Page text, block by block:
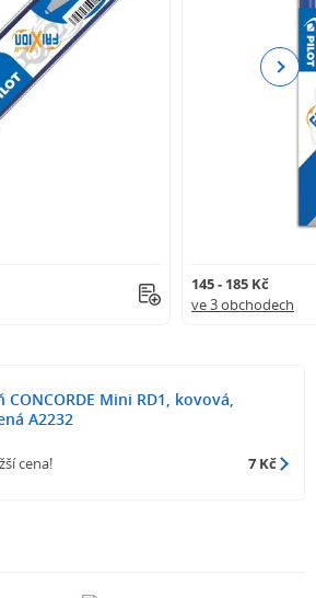
145 - 185 Kč
ve 3 obchodech
Next
CONCORDE Mini RD1, kovová,
A2232
cena! 7 Kč